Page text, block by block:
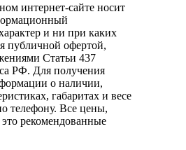
интернет-сайте носит
и ни при каких
публичной офертой,
Статьи 437
РФ. Для получения
о наличии,
габаритах и весе
телефону. Все цены,
рекомендованные